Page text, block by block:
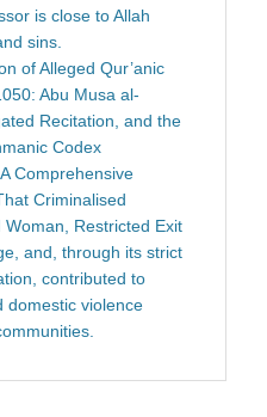
is close to Allah
sins.
of Alleged Qur’anic
Abu Musa al-
Recitation, and the
Codex
Comprehensive
Criminalised
Restricted Exit
and, through its strict
contributed to
domestic violence